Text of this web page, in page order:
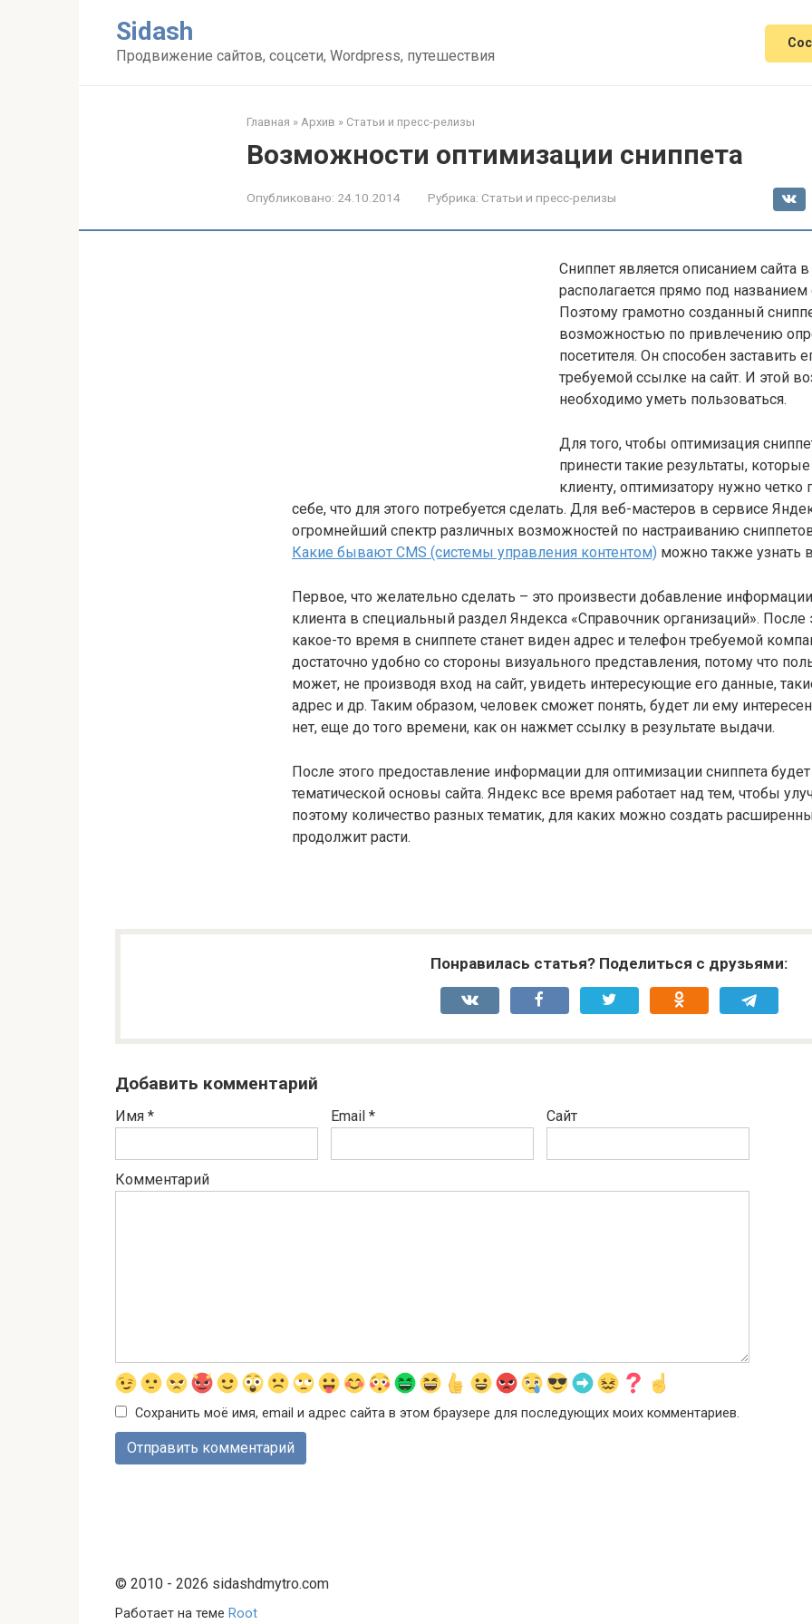
Sidash
Продвижение сайтов, соцсети, Wordpress, путешествия
Главная » Архив » Статьи и пресс-релизы
Возможности оптимизации сниппета
Опубликовано: 24.10.2014 Рубрика: Статьи и пресс-релизы
Сниппет является описанием сайта
располагается прямо под
Поэтому грамотно созданный
возможностью по привлечению
посетителя. Он способен заставить
требуемой ссылке на сайт. И этой
необходимо уметь пользоваться.
Для того, чтобы оптимизация
принести такие результаты,
клиенту, оптимизатору нужно четко
себе, что для этого потребуется сделать. Для веб-мастеров в сервисе
огромнейший спектр различных возможностей по настраиванию
Какие бывают CMS (системы управления контентом) можно также узнать
Первое, что желательно сделать – это произвести добавление
клиента в специальный раздел Яндекса «Справочник организаций». После
какое-то время в сниппете станет виден адрес и телефон требуемой
достаточно удобно со стороны визуального представления, потому что
может, не производя вход на сайт, увидеть интересующие его данные,
адрес и др. Таким образом, человек сможет понять, будет ли ему интересен
нет, еще до того времени, как он нажмет ссылку в результате выдачи.
После этого предоставление информации для оптимизации сниппета будет
тематической основы сайта. Яндекс все время работает над тем, чтобы
поэтому количество разных тематик, для каких можно создать
продолжит расти.
Понравилась статья? Поделиться с друзьями:
Добавить комментарий
Имя * Email * Сайт
Комментарий
Сохранить моё имя, email и адрес сайта в этом браузере для последующих моих комментариев.
© 2010 - 2026 sidashdmytro.com
Работает на теме Root